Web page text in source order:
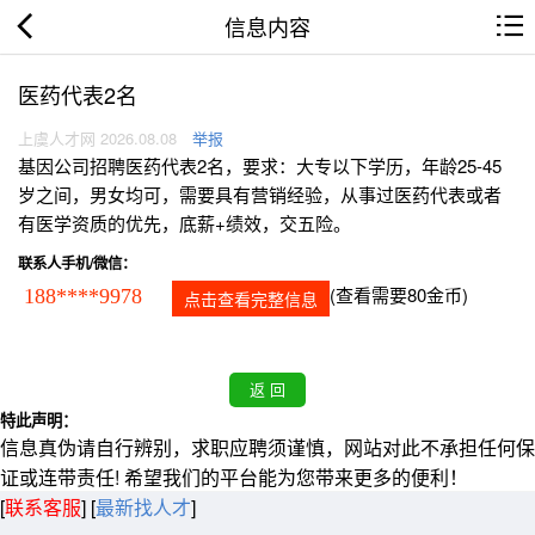
信息内容
医药代表2名
上虞人才网 2026.08.08 举报
基因公司招聘医药代表2名，要求：大专以下学历，年龄25-45
岁之间，男女均可，需要具有营销经验，从事过医药代表或者
有医学资质的优先，底薪+绩效，交五险。
联系人手机/微信：
188****9978 点击查看完整信息 (查看需要80金币)
特此声明：
信息真伪请自行辨别，求职应聘须谨慎，网站对此不承担任何保
证或连带责任! 希望我们的平台能为您带来更多的便利！
[联系客服] [最新找人才]